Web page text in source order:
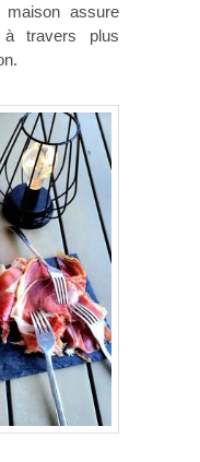
assure
à travers plus